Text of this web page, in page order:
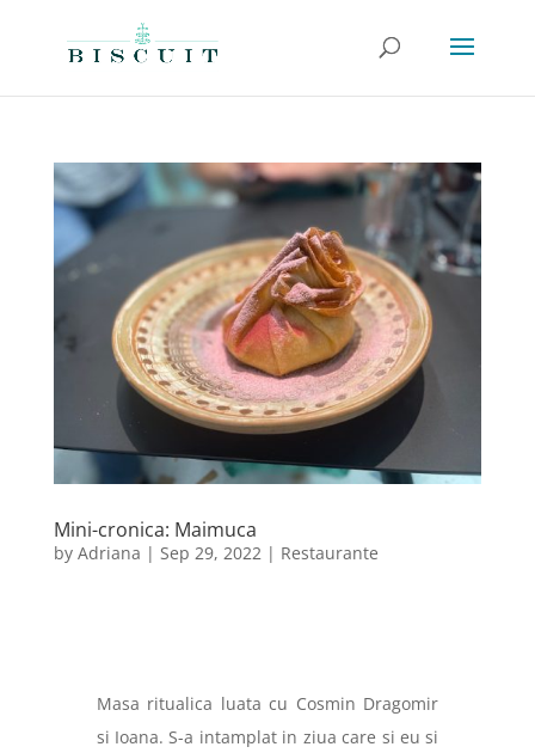
Mini-cronica: Maimuca
by Adriana | Sep 29, 2022 | Restaurante
Masa ritualica luata cu Cosmin Dragomir
si Ioana. S-a intamplat in ziua care si eu si